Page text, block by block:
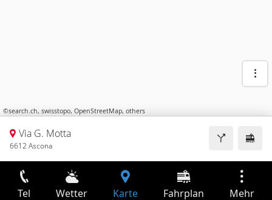
©search.ch, swisstopo, OpenStreetMap, others
Via G. Motta
6612 Ascona
Tel Wetter Karte Fahrplan Mehr